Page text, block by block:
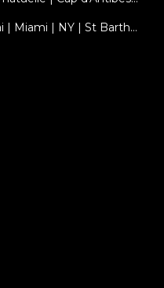
| Miami | NY | St Barth…